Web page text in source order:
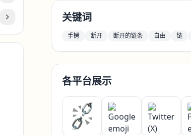
关键词
手铐 断开 断开的链条 自由 链
各平台展示